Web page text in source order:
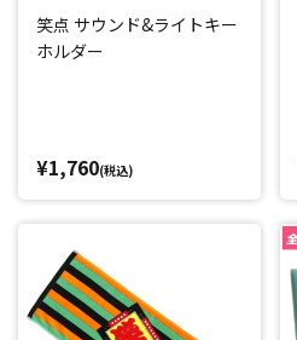
笑点 サウンド&ライトキー
ホルダー
¥1,760(税込)